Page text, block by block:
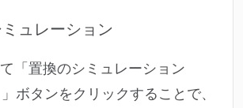
ュレーション
「置換のシミュレーション
」ボタンをクリックすることで、